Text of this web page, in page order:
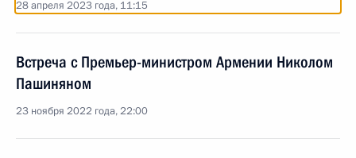
28 апреля 2023 года, 11:15
Встреча с Премьер-министром Армении Николом
Пашиняном
23 ноября 2022 года, 22:00